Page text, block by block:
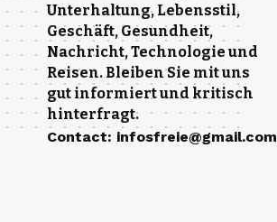
Unterhaltung, Lebensstil,
Geschäft, Gesundheit,
Nachricht, Technologie und
Reisen. Bleiben Sie mit uns
gut informiert und kritisch
hinterfragt.
Contact: infosfreie@gmail.com